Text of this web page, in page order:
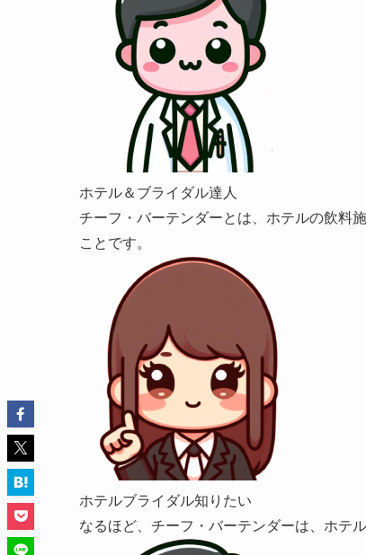
ホテル＆ブライダル達人
チーフ・バーテンダーとは、ホテルの飲料
ことです。
ホテルブライダル知りたい
なるほど、チーフ・バーテンダーは、ホテ